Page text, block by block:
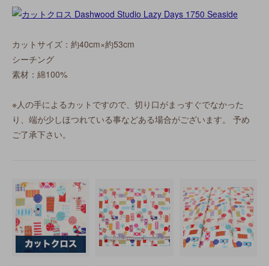
カットサイズ：約40cm×約53cm
シーチング
素材：綿100%
※人の手によるカットですので、切り口がまっすぐでなかった
り、端が少しほつれている事などある場合がございます。 予め
ご了承下さい。